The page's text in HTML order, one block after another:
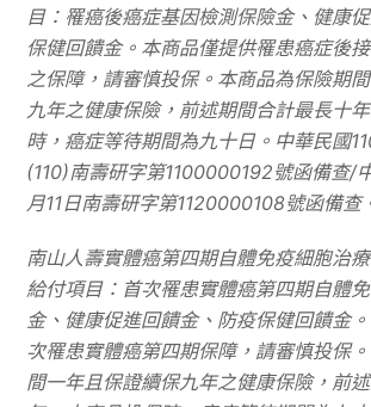
目：罹癌後癌症基因檢測保險金、健康
保健回饋金。本商品僅提供罹患癌症後
之保障，請審慎投保。本商品為保險期
九年之健康保險，前述期間合計最長十
時，癌症等待期間為九十日。中華民國
(110)南壽研字第1100000192號函備查/
月11日南壽研字第1120000108號函備查
南山人壽實體癌第四期自體免疫細胞治
給付項目：首次罹患實體癌第四期自體
金、健康促進回饋金、防疫保健回饋金
次罹患實體癌第四期保障，請審慎投保
間一年且保證續保九年之健康保險，前